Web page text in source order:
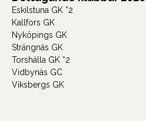
Eskilstuna GK *2
Kallfors GK
Nyköpings GK
Strängnäs GK
Torshälla GK *2
Vidbynäs GC
Viksbergs GK